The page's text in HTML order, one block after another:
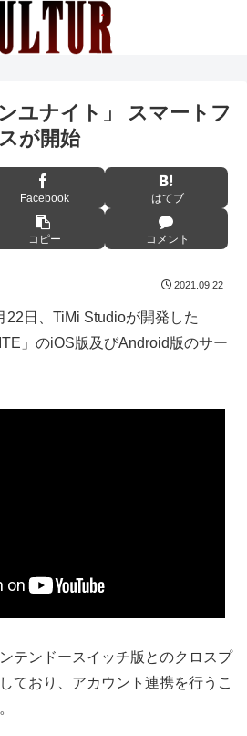
ユナイト」 スマートフ
が開始
Facebook はてブ
コピー コメント
2021.09.22
22日、TiMi Studioが開発した
」のiOS版及びAndroid版のサー
テンドースイッチ版とのクロスプ
ており、アカウント連携を行うこ